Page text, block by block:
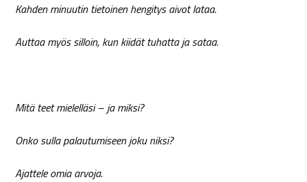
Kahden minuutin tietoinen hengitys aivot lataa.
Auttaa myös silloin, kun kiidät tuhatta ja sataa.
Mitä teet mielelläsi – ja miksi?
Onko sulla palautumiseen joku niksi?
Ajattele omia arvoja.